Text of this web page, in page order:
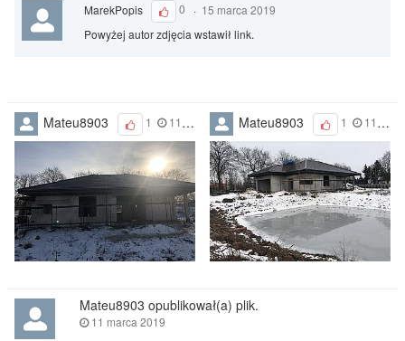
MarekPopis 0 · 15 marca 2019
Powyżej autor zdjęcia wstawił link.
Mateu8903 1 11 marca 2019 Mateu8903 1 11 marca 2019
Mateu8903 opublikował(a) plik.
11 marca 2019